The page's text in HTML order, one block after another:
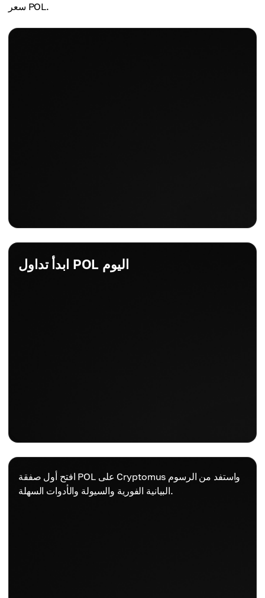
سعر POL.
ابدأ تداول POL اليوم
افتح أول صفقة POL على Cryptomus واستفد من الرسوم
البيانية الفورية والسيولة والأدوات السهلة.